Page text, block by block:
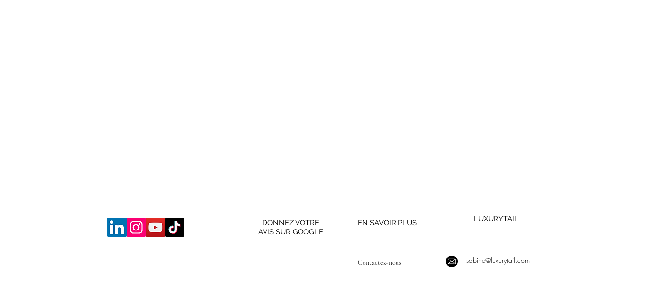
DONNEZ VOTRE
AVIS SUR GOOGLE
EN SAVOIR PLUS LUXURYTAIL
Contactez-nous ​ sabine@luxurytail.com